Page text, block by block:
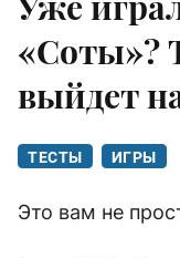
«Соты»?
выйдет
ТЕСТЫ ИГРЫ
Это вам не